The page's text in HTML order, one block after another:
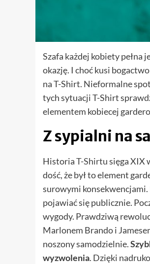
Szafa każdej kobiety pełna
okazję. I choć kusi
na T-Shirt. Nieformalne
tych sytuacji T-Shirt
elementem kobiecej
Z sypialni na
HistoriaT-Shirtusięga XIX
dość, że był to element
surowymi
pojawiać się publicznie.
wygody. Prawdziwą
Marlonem Brando i
noszony samodzielnie.
wyzwolenia. Dzięki